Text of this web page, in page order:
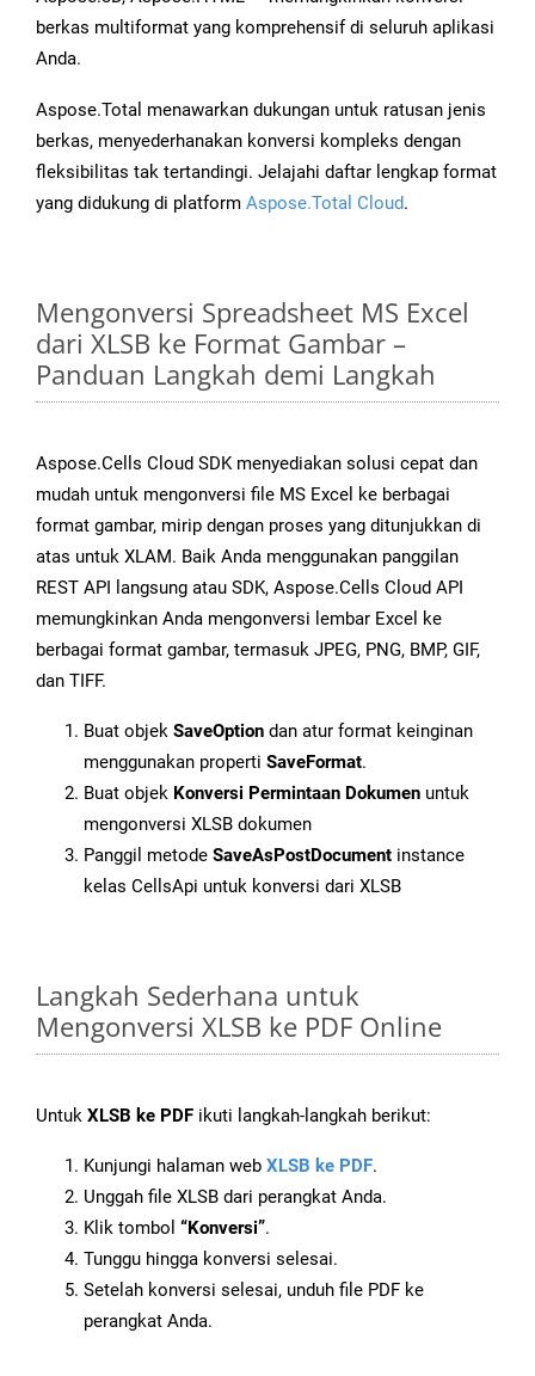
berkas multiformat yang komprehensif di seluruh aplikasi
Anda.
Aspose.Total menawarkan dukungan untuk ratusan jenis
berkas, menyederhanakan konversi kompleks dengan
fleksibilitas tak tertandingi. Jelajahi daftar lengkap format
yang didukung di platform Aspose.Total Cloud.
Mengonversi Spreadsheet MS Excel
dari XLSB ke Format Gambar –
Panduan Langkah demi Langkah
Aspose.Cells Cloud SDK menyediakan solusi cepat dan
mudah untuk mengonversi file MS Excel ke berbagai
format gambar, mirip dengan proses yang ditunjukkan di
atas untuk XLAM. Baik Anda menggunakan panggilan
REST API langsung atau SDK, Aspose.Cells Cloud API
memungkinkan Anda mengonversi lembar Excel ke
berbagai format gambar, termasuk JPEG, PNG, BMP, GIF,
dan TIFF.
Buat objek SaveOption dan atur format keinginan
menggunakan properti SaveFormat.
Buat objek Konversi Permintaan Dokumen untuk
mengonversi XLSB dokumen
Panggil metode SaveAsPostDocument instance
kelas CellsApi untuk konversi dari XLSB
Langkah Sederhana untuk
Mengonversi XLSB ke PDF Online
Untuk XLSB ke PDF ikuti langkah-langkah berikut:
Kunjungi halaman web XLSB ke PDF.
Unggah file XLSB dari perangkat Anda.
Klik tombol “Konversi”.
Tunggu hingga konversi selesai.
Setelah konversi selesai, unduh file PDF ke
perangkat Anda.